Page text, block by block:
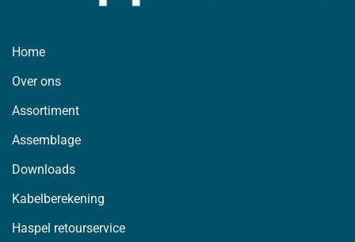
Home
Over ons
Assortiment
Assemblage
Downloads
Kabelberekening
Haspel retourservice